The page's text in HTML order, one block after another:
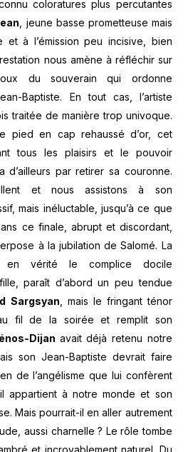
coloratures plus percutantes
, jeune basse prometteuse mais
et à l’émission peu incisive, bien
nous amène à réfléchir sur
du souverain qui ordonne
Baptiste. En tout cas, l’artiste
traitée de manière trop univoque.
pied en cap rehaussé d’or, cet
tous les plaisirs et le pouvoir
d’ailleurs par retirer sa couronne.
et nous assistons à son
mais inéluctable, jusqu’à ce que
ce finale, abrupt et discordant,
à la jubilation de Salomé. La
en vérité le complice docile
paraît d’abord un peu tendue
Sargsyan , mais le fringant ténor
fil de la soirée et remplit son
Dijan avait déjà retenu notre
son Jean-Baptiste devrait faire
de l’angélisme que lui confèrent
appartient à notre monde et son
Mais pourrait-il en aller autrement
aussi charnelle ? Le rôle tombe
et incroyablement naturel. Du